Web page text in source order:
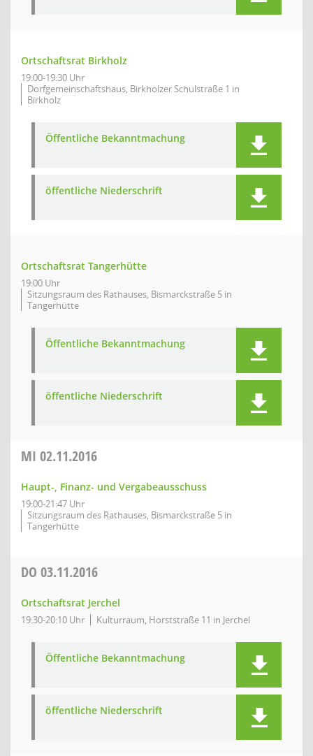
Ortschaftsrat Birkholz
19:00-19:30 Uhr
Dorfgemeinschaftshaus, Birkholzer Schulstraße 1 in
Birkholz
Öffentliche Bekanntmachung
öffentliche Niederschrift
Ortschaftsrat Tangerhütte
19:00 Uhr
Sitzungsraum des Rathauses, Bismarckstraße 5 in
Tangerhütte
Öffentliche Bekanntmachung
öffentliche Niederschrift
MI 02.11.2016
Haupt-, Finanz- und Vergabeausschuss
19:00-21:47 Uhr
Sitzungsraum des Rathauses, Bismarckstraße 5 in
Tangerhütte
DO 03.11.2016
Ortschaftsrat Jerchel
19:30-20:10 Uhr Kulturraum, Horststraße 11 in Jerchel
Öffentliche Bekanntmachung
öffentliche Niederschrift